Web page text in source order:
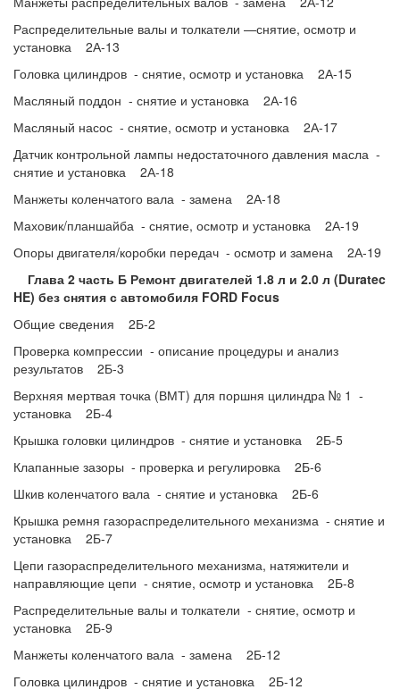
Распределительные валы и толкатели —снятие, осмотр и
установка 2А-13
Головка цилиндров - снятие, осмотр и установка 2А-15
Масляный поддон - снятие и установка 2А-16
Масляный насос - снятие, осмотр и установка 2А-17
Датчик контрольной лампы недостаточного давления масла -
снятие и установка 2А-18
Манжеты коленчатого вала - замена 2А-18
Маховик/планшайба - снятие, осмотр и установка 2А-19
Опоры двигателя/коробки передач - осмотр и замена 2А-19
Глава 2 часть Б Ремонт двигателей 1.8 л и 2.0 л (Duratec
HE) без снятия с автомобиля FORD Focus
Общие сведения 2Б-2
Проверка компрессии - описание процедуры и анализ
результатов 2Б-3
Верхняя мертвая точка (ВМТ) для поршня цилиндра № 1 -
установка 2Б-4
Крышка головки цилиндров - снятие и установка 2Б-5
Клапанные зазоры - проверка и регулировка 2Б-6
Шкив коленчатого вала - снятие и установка 2Б-6
Крышка ремня газораспределительного механизма - снятие и
установка 2Б-7
Цепи газораспределительного механизма, натяжители и
направляющие цепи - снятие, осмотр и установка 2Б-8
Распределительные валы и толкатели - снятие, осмотр и
установка 2Б-9
Манжеты коленчатого вала - замена 2Б-12
Головка цилиндров - снятие и установка 2Б-12